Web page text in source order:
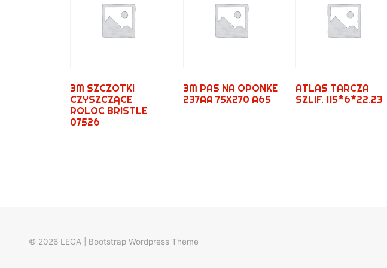
3M SZCZOTKI
CZYSZCZĄCE
ROLOC BRISTLE
07526
3M PAS NA OPONKE
237AA 75X270 A65
ATLAS TARCZA
SZLIF. 115*6*22.23
© 2026 LEGA Bootstrap Wordpress Theme